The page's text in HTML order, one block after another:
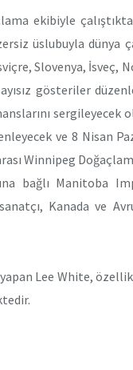
ekibiyle
üslubuyla dünya
Slovenya, İsveç,
gösteriler
sergileyecek
ve 8 Nisan
Winnipeg
bağlı Ma­nitoba
Kanada ve
Lee White,